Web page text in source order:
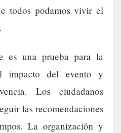
todos podamos vivir el
es una prueba para la
impacto del evento y
Los ciudadanos
las recomendaciones
La organización y